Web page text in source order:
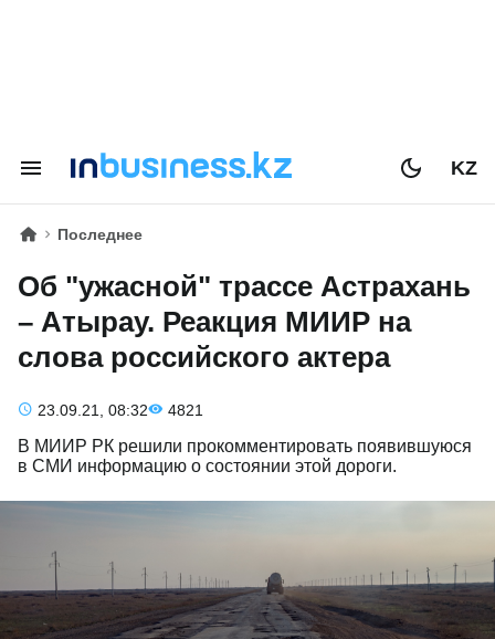
KZ
Последнее
Об "ужасной" трассе Астрахань
– Атырау. Реакция МИИР на
слова российского актера
23.09.21, 08:32 4821
В МИИР РК решили прокомментировать появившуюся
в СМИ информацию о состоянии этой дороги.